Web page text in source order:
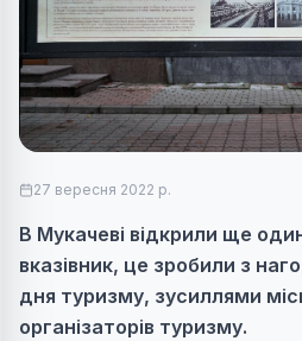
27 вересня 2022 р.
В Мукачеві відкрили ще
вказівник, це зробили з
дня туризму, зусиллями
організаторів туризму.